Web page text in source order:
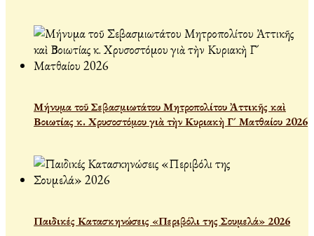
Μήνυμα τοῦ Σεβασμιωτάτου Μητροπολίτου Ἀττικῆς καὶ
Βοιωτίας κ. Χρυσοστόμου γιὰ τὴν Κυριακὴ Γ´ Ματθαίου 2026
Παιδικές Κατασκηνώσεις «Περιβόλι της Σουμελά» 2026